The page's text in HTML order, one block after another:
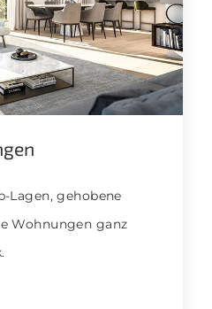
Lagen, gehobene
Wohnungen ganz